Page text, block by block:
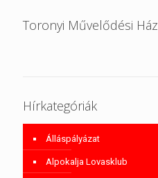
Toronyi Művelődési Ház
Hírkategóriák
Álláspályázat
Alpokalja Lovasklub